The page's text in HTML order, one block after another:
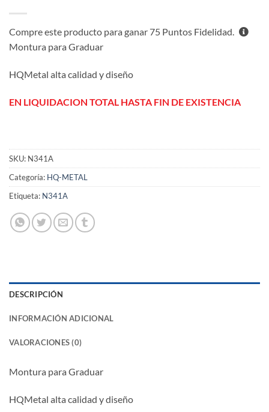
Compre este producto para ganar 75 Puntos Fidelidad.
Montura para Graduar
HQMetal alta calidad y diseño
EN LIQUIDACION TOTAL HASTA FIN DE EXISTENCIA
SKU: N341A
Categoría: HQ-METAL
Etiqueta: N341A
DESCRIPCIÓN
INFORMACIÓN ADICIONAL
VALORACIONES (0)
Montura para Graduar
HQMetal alta calidad y diseño